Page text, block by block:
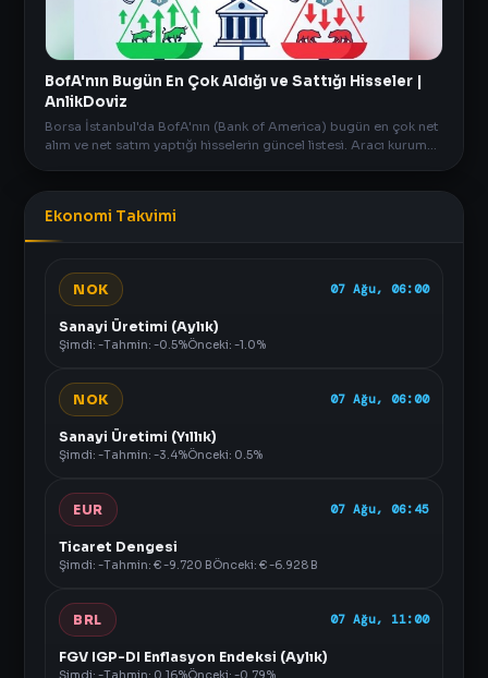
BofA'nın Bugün En Çok Aldığı ve Sattığı Hisseler |
AnlikDoviz
Borsa İstanbul'da BofA'nın (Bank of America) bugün en çok net
alım ve net satım yaptığı hisselerin güncel listesi. Aracı kurum
Ekonomi Takvimi
NOK 07 Ağu, 06:00
Sanayi Üretimi (Aylık)
Şimdi: -Tahmin: -0.5%Önceki: -1.0%
NOK 07 Ağu, 06:00
Sanayi Üretimi (Yıllık)
Şimdi: -Tahmin: -3.4%Önceki: 0.5%
EUR 07 Ağu, 06:45
Ticaret Dengesi
Şimdi: -Tahmin: € -9.720 BÖnceki: € -6.928 B
BRL 07 Ağu, 11:00
FGV IGP-DI Enflasyon Endeksi (Aylık)